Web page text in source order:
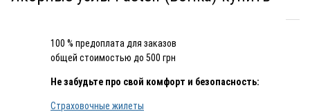
100 % предоплата для заказов
общей стоимостью до 500 грн
Не забудьте про свой комфорт и безопасность:
Страховочные жилеты